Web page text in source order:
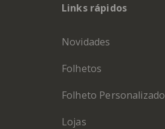
Links rápidos
Novidades
Folhetos
Folheto Personalizado
Lojas